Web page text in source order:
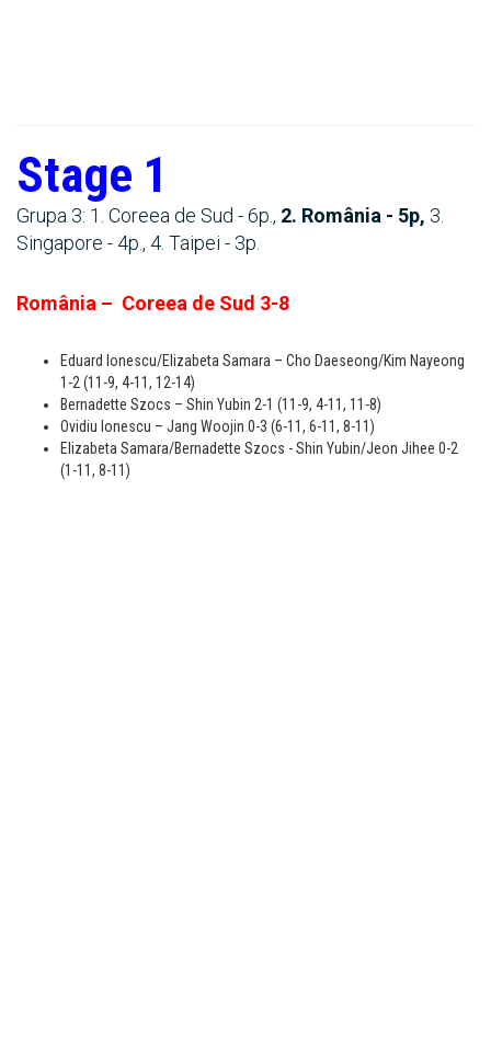
Stage 1
Grupa 3: 1. Coreea de Sud - 6p., 2. România - 5p, 3.
Singapore - 4p., 4. Taipei - 3p.
România – Coreea de Sud 3-8
Eduard Ionescu/Elizabeta Samara – Cho Daeseong/Kim Nayeong
1-2 (11-9, 4-11, 12-14)
Bernadette Szocs – Shin Yubin 2-1 (11-9, 4-11, 11-8)
Ovidiu Ionescu – Jang Woojin 0-3 (6-11, 6-11, 8-11)
Elizabeta Samara/Bernadette Szocs - Shin Yubin/Jeon Jihee 0-2
(1-11, 8-11)